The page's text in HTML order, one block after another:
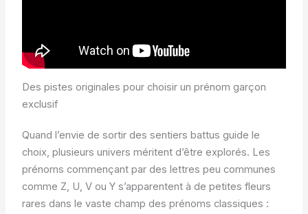
Des pistes originales pour choisir un prénom garçon
exclusif
Quand l’envie de sortir des sentiers battus guide le
choix, plusieurs univers méritent d’être explorés. Les
prénoms commençant par des lettres peu communes
comme Z, U, V ou Y s’apparentent à de petites fleurs
rares dans le vaste champ des prénoms classiques :